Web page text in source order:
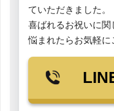
ていただきました。
喜ばれるお祝いに関
悩まれたらお気軽に